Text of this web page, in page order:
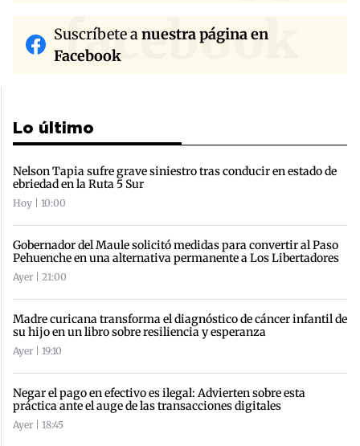
facebook
Suscríbete anuestra página en
Facebook
Lo último
Nelson Tapia sufre grave siniestro tras conducir en estado de
ebriedad en la Ruta 5 Sur
Hoy | 10:00
Gobernador del Maule solicitó medidas para convertir al Paso
Pehuenche en una alternativa permanente a Los Libertadores
Ayer | 21:00
Madre curicana transforma el diagnóstico de cáncer infantil de
su hijo en un libro sobre resiliencia y esperanza
Ayer | 19:10
Negar el pago en efectivo es ilegal: Advierten sobre esta
práctica ante el auge de las transacciones digitales
Ayer | 18:45